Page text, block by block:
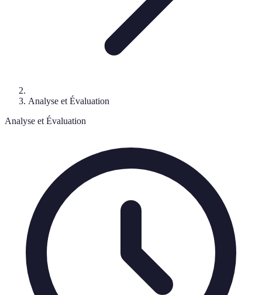
Analyse et Évaluation
Analyse et Évaluation